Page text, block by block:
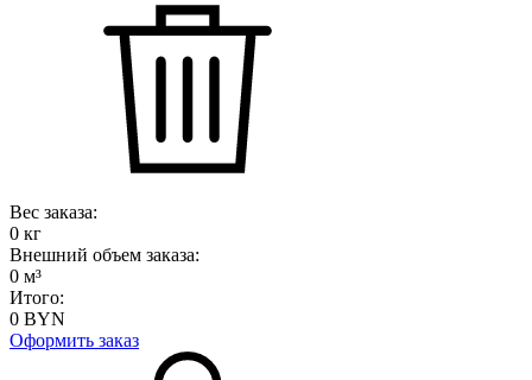
Вес заказа:
0 кг
Внешний объем заказа:
0 м³
Итого:
0 BYN
Оформить заказ